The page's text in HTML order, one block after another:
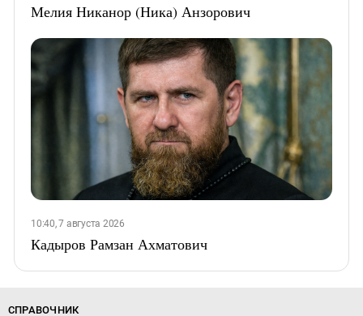
Мелия Никанор (Ника) Анзорович
10:40, 7 августа 2026
Кадыров Рамзан Ахматович
СПРАВОЧНИК